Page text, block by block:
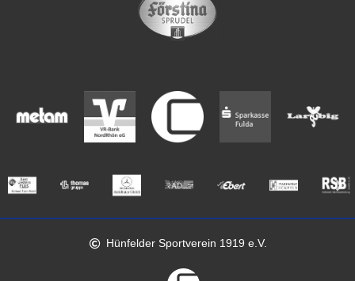
Hünfelder Sportverein 1919 e.V.